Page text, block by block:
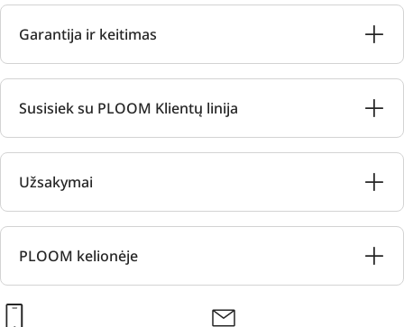
Garantija ir keitimas
Susisiek su PLOOM Klientų linija
Užsakymai
PLOOM kelionėje